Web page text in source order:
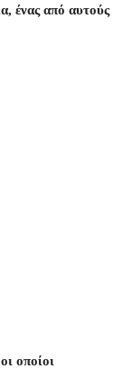
ένας από αυτούς
οποίοι